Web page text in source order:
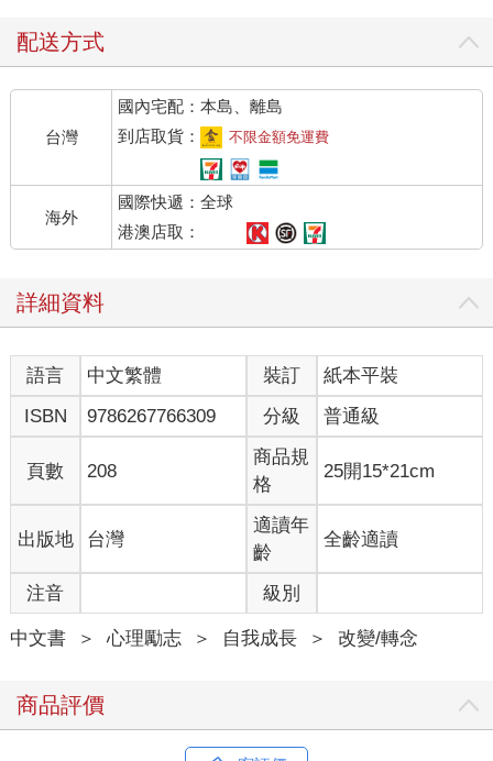
訴我身而為人究竟是怎麼一回事（當時我都說那是「感受的百科
我去體察各種我們未必會正式學習，卻足以形塑並豐富生命體驗
雖然我很驚訝自己竟然花了這麼多年，才把這本書寫出來，但我
認為在這個時間點出版這本書，是很有意義的。我在最後這個版
本中分享的許多想法，都是經過長時間累積與沉澱才開花結果。
在構思與寫作的過程中，我發現這些文字彷彿是從我內在的某個
部分噴湧而出。我甚至沒有意識到，自己其實有這些話想說。這
好像我多年來一直在尋找答案，並且在反覆尋找、發現及紀錄之
無論你身處什麼樣的十字路口，我由衷希望這本書的內容能成為
定錨，像北極星一樣，指引你重新找回自己內心認定的真理。
因為我非常篤定，在你拼命硬撐的人生的另一頭，在你用盡方
法，想要導正的人生的另一端⋯⋯有另一段人生在等著你。只要
你放下一切阻礙，這段截然不同的人生會找到你。那是一直以來
都存在的人生，是能夠自我滋養，萬物終能匯聚並永駐停留的人
生。在內心深處，你知道這段人生注定屬於你。而你跟這段人生
之間，也只隔著一個決定的距離。
如果在前往這段人生的路上，你迷失方向，我期盼你能翻開本
在閱讀的同時，我希望你能汲取對自己有助益、留下與自己相對
無關的部分，讓那些未被觸及的段落留在原位，待另一個人去探
索發掘，或許未來某一天，那個人有可能是你。我期許你能將自
己在書中找到的話語收進心裡，如果某一天突然感到徬徨、不曉
得下一步該怎麼做，願你能發現自己早有預備，能夠找回理智與
更重要的是，我希望你能記住，我其實什麼都不知道。唯有在我
為了讓自己回歸自我而唱的這首歌，恰好也讓你想起自己真正的
配送方式
台灣
國內宅配：本島、離島
到店取貨：
不限金額免運費
海外
國際快遞：全球
港澳店取：
詳細資料
語言 中文繁體 裝訂
紙本平裝
ISBN
9786267766309 分級 普通級
頁數 208
商品規
格
25開15*21cm
出版地 台灣
適讀年
齡
全齡適讀
注音 級別
中文書 ＞ 心理勵志 ＞ 自我成長 ＞ 改變/轉念
商品評價